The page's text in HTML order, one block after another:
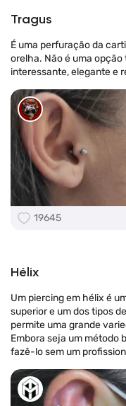
Tragus
É uma perfuração da
orelha. Não é uma
interessante, elegante e
19645
Hélix
Um piercing em hélix é
superior e um dos tipos
permite uma grande
Embora seja um método
fazê-lo sem um